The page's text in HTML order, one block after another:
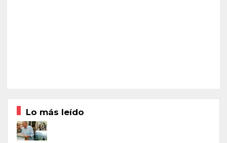
Lo más leído